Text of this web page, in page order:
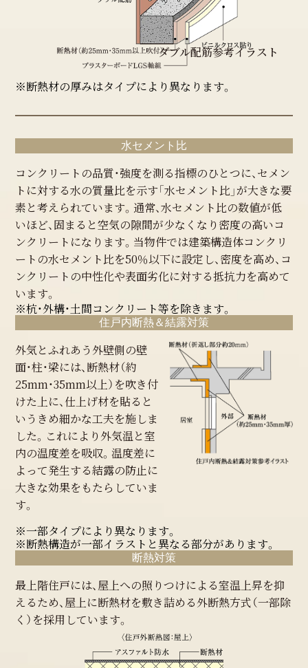
ダブル配筋参考イラスト
※断熱材の厚みはタイプにより異なります。
水セメント比
コンクリートの品質・強度を測る指標のひとつに、セメン
トに対する水の質量比を示す「水セメント比」が大きな要
素と考えられています。通常、水セメント比の数値が低
いほど、固まると空気の隙間が少なくなり密度の高いコ
ンクリートになります。当物件では建築構造体コンクリ
ートの水セメント比を50％以下に設定し、密度を高め、コ
ンクリートの中性化や表面劣化に対する抵抗力を高めて
います。
※杭・外構・土間コンクリート等を除きます。
住戸内断熱＆結露対策
外気とふれあう外壁側の壁
面・柱・梁には、断熱材（約
25mm・35mm以上）を吹き付
けた上に、仕上げ材を貼ると
いうきめ細かな工夫を施しま
した。これにより外気温と室
内の温度差を吸収。温度差に
よって発生する結露の防止に
大きな効果をもたらしていま
す。
※一部タイプにより異なります。
※断熱構造が一部イラストと異なる部分があります。
断熱対策
最上階住戸には、屋上への照りつけによる室温上昇を抑
えるため、屋上に断熱材を敷き詰める外断熱方式（一部除
く）を採用しています。